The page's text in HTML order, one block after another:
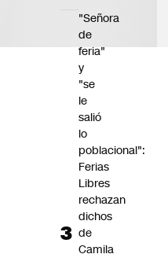
"Señora
de
feria"
y
"se
le
salió
lo
poblacional":
Ferias
Libres
rechazan
dichos
de
Camila